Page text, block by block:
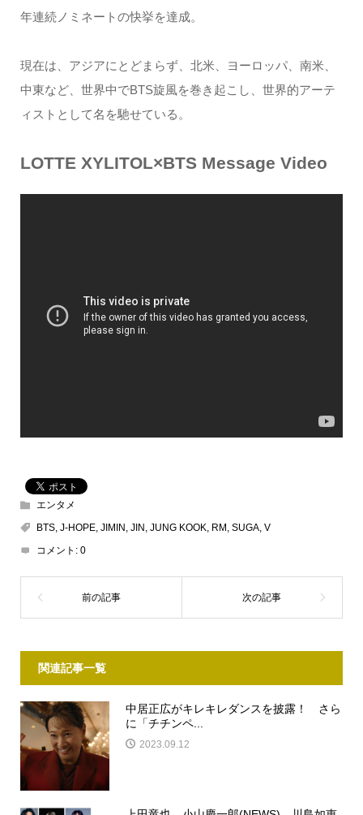
年連続ノミネートの快挙を達成。
現在は、アジアにとどまらず、北米、ヨーロッパ、南米、
中東など、世界中でBTS旋風を巻き起こし、世界的アーテ
ィストとして名を馳せている。
LOTTE XYLITOL×BTS Message Video
エンタメ
BTS, J-HOPE, JIMIN, JIN, JUNG KOOK, RM, SUGA, V
コメント: 0
関連記事一覧
中居正広がキレキレダンスを披露！ さら
に「チチンペ...
2023.09.12